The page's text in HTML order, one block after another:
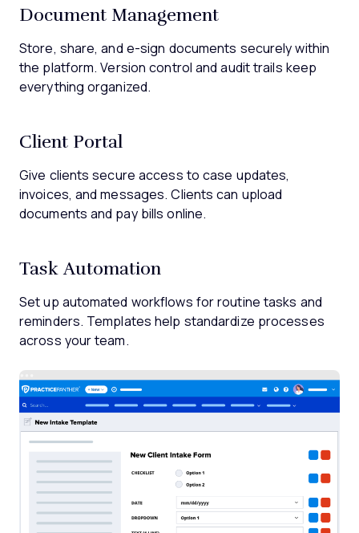
Document Management
Store, share, and e-sign documents securely within
the platform. Version control and audit trails keep
everything organized.
Client Portal
Give clients secure access to case updates,
invoices, and messages. Clients can upload
documents and pay bills online.
Task Automation
Set up automated workflows for routine tasks and
reminders. Templates help standardize processes
across your team.